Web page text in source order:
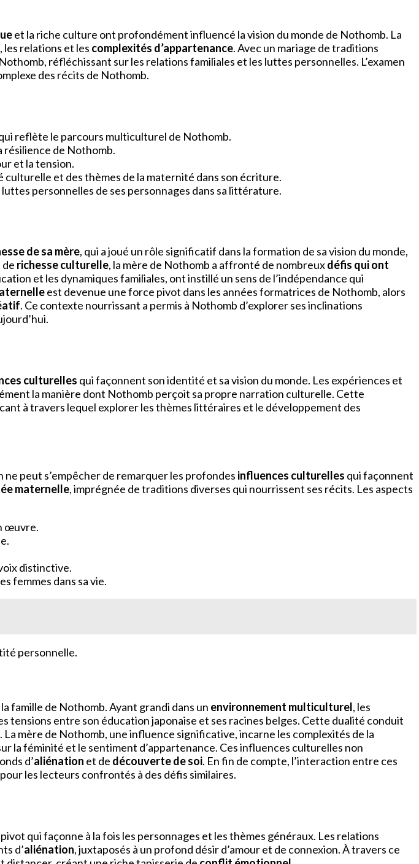
et la riche culture ont profondément influencé la vision du monde de Nothomb. La
les relations et les complexités d’appartenance. Avec un mariage de traditions
réfléchissant sur les relations familiales et les luttes personnelles. L’examen
des récits de Nothomb.
reflète le parcours multiculturel de Nothomb.
résilience de Nothomb.
et la tension.
culturelle et des thèmes de la maternité dans son écriture.
personnelles de ses personnages dans sa littérature.
de sa mère, qui a joué un rôle significatif dans la formation de sa vision du monde,
de richesse culturelle, la mère de Nothomb a affronté de nombreuxdéfis qui ont
et les dynamiques familiales, ont instillé un sens de l’indépendance qui
est devenue une force pivot dans les années formatrices de Nothomb, alors
. Ce contexte nourrissant a permis à Nothomb d’explorer ses inclinations
culturelles qui façonnent son identité et sa vision du monde. Les expériences et
la manière dont Nothomb perçoit sa propre narration culturelle. Cette
à travers lequel explorer les thèmes littéraires et le développement des
peut s’empêcher de remarquer les profondes influences culturelles qui façonnent
maternelle, imprégnée de traditions diverses qui nourrissent ses récits. Les aspects
œuvre.
distinctive.
femmes dans sa vie.
personnelle.
famille de Nothomb. Ayant grandi dans un environnement multiculturel, les
entre son éducation japonaise et ses racines belges. Cette dualité conduit
mère de Nothomb, une influence significative, incarne les complexités de la
la féminité et le sentiment d’appartenance. Ces influences culturelles non
d’aliénation et de découverte de soi. En fin de compte, l’interaction entre ces
les lecteurs confrontés à des défis similaires.
qui façonne à la fois les personnages et les thèmes généraux. Les relations
d’aliénation, juxtaposés à un profond désir d’amour et de connexion. À travers ce